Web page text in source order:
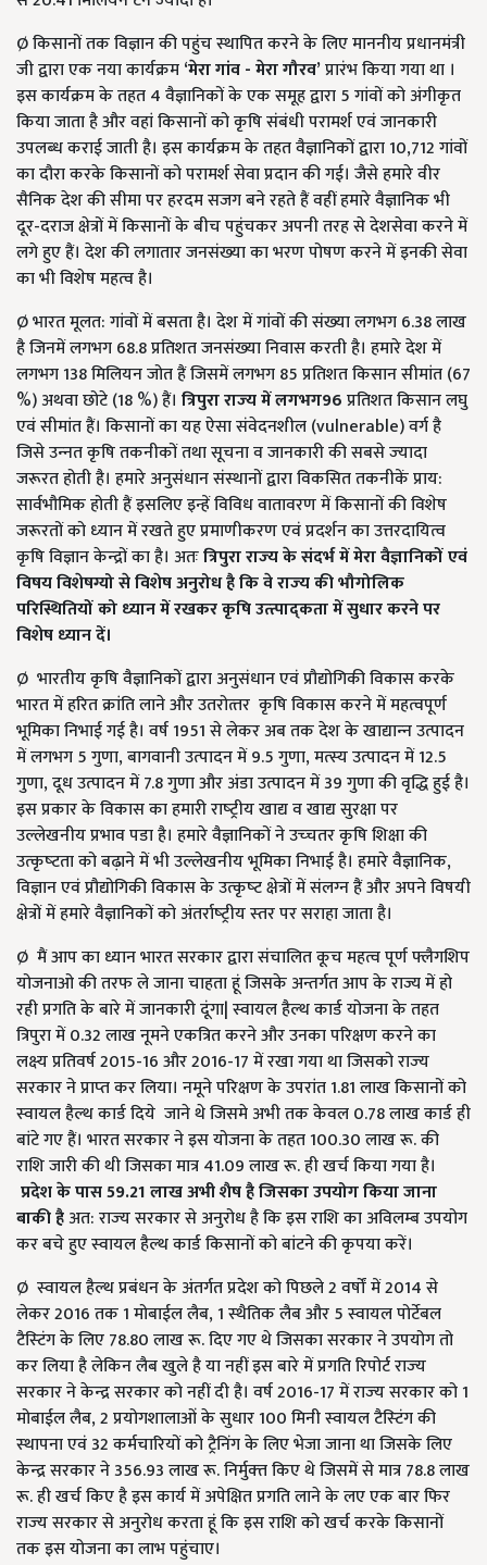
Ø किसानों तक विज्ञान की पहुंच स्‍थापित करने के लिए माननीय प्रधानमंत्री
जी द्वारा एक नया कार्यक्रम‘मेरा गांव - मेरा गौरव’प्रारंभ किया गया था ।
इस कार्यक्रम के तहत 4 वैज्ञानिकों के एक समूह द्वारा 5 गांवों को अंगीकृत
किया जाता है और वहां किसानों को कृषि संबंधी परामर्श एवं जानकारी
उपलब्‍ध कराई जाती है। इस कार्यक्रम के तहत वैज्ञानिकों द्वारा 10,712 गांवों
का दौरा करके किसानों को परामर्श सेवा प्रदान की गई। जैसे हमारे वीर
सैनिक देश की सीमा पर हरदम सजग बने रहते हैं वहीं हमारे वैज्ञानिक भी
दूर-दराज क्षेत्रों में किसानों के बीच पहुंचकर अपनी तरह से देशसेवा करने में
लगे हुए हैं। देश की लगातार जनसंख्‍या का भरण पोषण करने में इनकी सेवा
का भी विशेष महत्‍व है।
Ø भारत मूलत: गांवों में बसता है। देश में गांवों की संख्‍या लगभग 6.38 लाख
है जिनमें लगभग 68.8 प्रतिशत जनसंख्‍या निवास करती है। हमारे देश में
लगभग 138 मिलियन जोत हैं जिसमें लगभग 85 प्रतिशत किसान सीमांत (67
%) अथवा छोटे (18 %) हैं। त्रिपुरा राज्‍य में लगभग96प्रतिशत किसान लघु
एवं सीमांत हैं। किसानों का यह ऐसा संवेदनशील (vulnerable) वर्ग है
जिसे उन्‍नत कृषि तकनीकों तथा सूचना व जानकारी की सबसे ज्‍यादा
जरूरत होती है। हमारे अनुसंधान संस्‍थानों द्वारा विकसित तकनीकें प्राय:
सार्वभौमिक होती हैं इसलिए इन्हें विविध वातावरण में किसानों की विशेष
जरूरतों को ध्‍यान में रखते हुए प्रमाणीकरण एवं प्रदर्शन का उत्तरदायित्व
कृषि विज्ञान केन्‍द्रों का है। अतःत्रिपुरा राज्‍य के संदर्भ में मेरा वैज्ञानिकों एवं
विषय विशेषग्यो से विशेष अनुरोध है कि वे राज्‍य की भौगोलिक
परिस्थितियों को ध्‍यान में रखकर कृषि उत्त्पाद्कता में सुधार करने पर
विशेष ध्‍यान दें।
Ø भारतीय कृ‍षि वैज्ञानिकों द्वारा अनुसंधान एवं प्रौद्योगिकी विकास करके
भारत में हरित क्रांति लाने और उतरोत्‍तर कृषि विकास करने में महत्‍वपूर्ण
भूमिका निभाई गई है। वर्ष 1951 से लेकर अब तक देश के खाद्यान्‍न उत्‍पादन
में लगभग 5 गुणा, बागवानी उत्‍पादन में 9.5 गुणा, मत्‍स्‍य उत्‍पादन में 12.5
गुणा, दूध उत्‍पादन में 7.8 गुणा और अंडा उत्‍पादन में 39 गुणा की वृद्धि हुई है।
इस प्रकार के विकास का हमारी राष्‍ट्रीय खाद्य व खाद्य सुरक्षा पर
उल्‍लेखनीय प्रभाव पडा है। हमारे वैज्ञानिकों ने उच्‍चतर कृषि शिक्षा की
उत्‍कृष्‍टता को बढ़ाने में भी उल्‍लेखनीय भूमिका निभाई है। हमारे वैज्ञानिक,
विज्ञान एवं प्रौद्योगिकी विकास के उत्‍कृष्‍ट क्षेत्रों में संलग्‍न हैं और अपने विषयी
क्षेत्रों में हमारे वैज्ञानिकों को अंतर्राष्‍ट्रीय स्‍तर पर सराहा जाता है।
Ø मैं आप का ध्यान भारत सरकार द्वारा संचालित कूच महत्व पूर्ण फ्लैगशिप
योजनाओ की तरफ ले जाना चाहता हूं जिसके अन्तर्गत आप के राज्य में हो
रही प्रगति के बारे में जानकारी दूंगा| स्‍वायल हैल्‍थ कार्ड योजना के तहत
त्रिपुरा में 0.32 लाख नूमने एकत्रित करने और उनका परिक्षण करने का
लक्ष्‍य प्रतिवर्ष 2015-16 और 2016-17 में रखा गया था जिसको राज्‍य
सरकार ने प्राप्‍त कर लिया। नमूने परिक्षण के उपरांत 1.81 लाख किसानों को
स्‍वायल हैल्‍थ कार्ड दिये जाने थे जिसमे अभी तक केवल 0.78 लाख कार्ड ही
बांटे गए हैं। भारत सरकार ने इस योजना के तहत 100.30 लाख रू. की
राशि जारी की थी जिसका मात्र 41.09 लाख रू. ही खर्च किया गया है।
प्रदेश के पास 59.21 लाख अभी शैष है जिसका उपयोग किया जाना
बाकी हैअत: राज्‍य सरकार से अनुरोध है कि इस राशि का अविलम्‍ब उपयोग
कर बचे हुए स्‍वायल हैल्‍थ कार्ड किसानों को बांटने की कृपया करें।
Ø स्‍वायल हैल्‍थ प्रबंधन के अंतर्गत प्रदेश को पिछले 2 वर्षों में 2014 से
लेकर 2016 तक 1 मोबाईल लैब, 1 स्‍थैतिक लैब और 5 स्‍वायल पोर्टेबल
टैस्‍टिंग के लिए 78.80 लाख रू. दिए गए थे जिसका सरकार ने उपयोग तो
कर लिया है लेकिन लैब खुले है या नहीं इस बारे में प्रगति रिपोर्ट राज्‍य
सरकार ने केन्‍द्र सरकार को नहीं दी है। वर्ष 2016-17 में राज्‍य सरकार को 1
मोबाईल लैब, 2 प्रयोगशालाओं के सुधार 100 मिनी स्‍वायल टैस्‍टिंग की
स्‍थापना एवं 32 कर्मचारियों को ट्रैनिंग के लिए भेजा जाना था जिसके लिए
केन्‍द्र सरकार ने 356.93 लाख रू. निर्मुक्‍त किए थे जिसमें से मात्र 78.8 लाख
रू. ही खर्च किए है इस कार्य में अपेक्षित प्रगति लाने के लए एक बार फिर
राज्‍य सरकार से अनुरोध करता हूं कि इस राशि को खर्च करके किसानों
तक इस योजना का लाभ पहुंचाए।